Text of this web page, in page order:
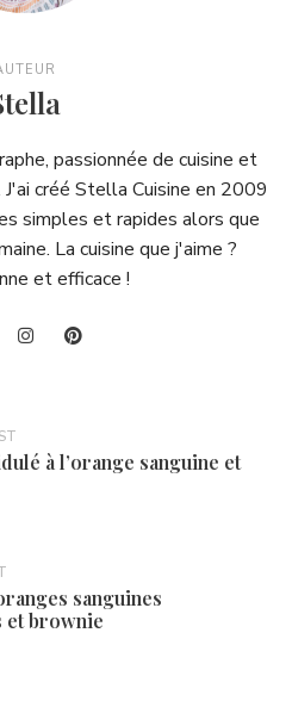
passionnée de cuisine et
créé Stella Cuisine en 2009
simples et rapides alors que
La cuisine que j'aime ?
et efficace !
à l’orange sanguine et
sanguines
et brownie